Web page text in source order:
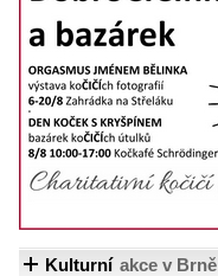
Kulturní akce v Brně